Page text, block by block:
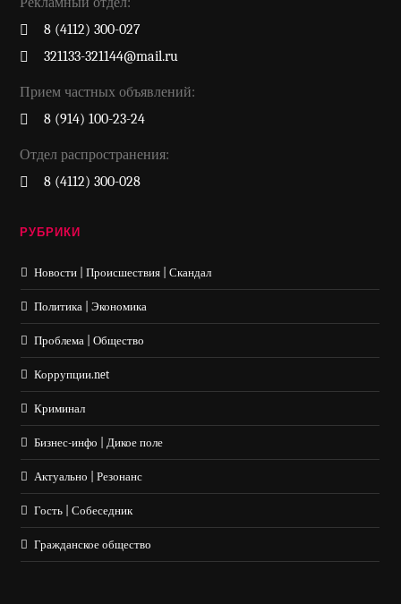
8 (4112) 300-027
321133-321144@mail.ru
Прием частных объявлений:
8 (914) 100-23-24
Отдел распространения:
8 (4112) 300-028
РУБРИКИ
Новости | Происшествия | Скандал
Политика | Экономика
Проблема | Общество
Коррупции.net
Криминал
Бизнес-инфо | Дикое поле
Актуально | Резонанс
Гость | Собеседник
Гражданское общество